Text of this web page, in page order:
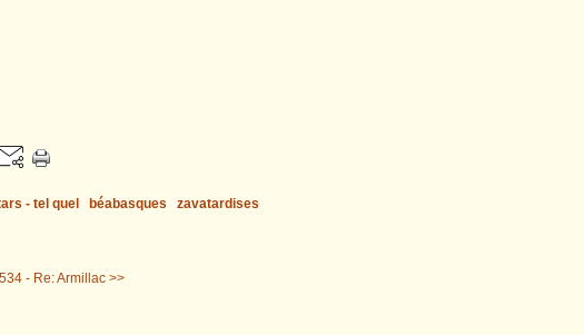
- tel quel béabasques
zavatardises
- Re: Armillac >>